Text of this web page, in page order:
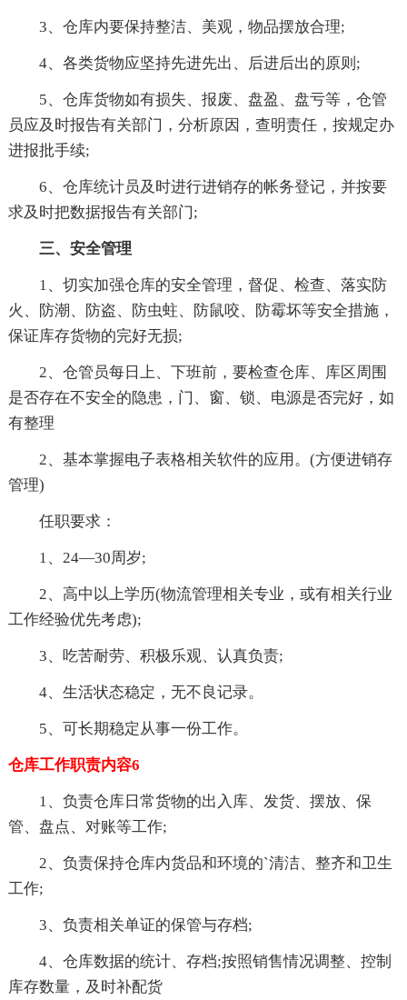
3、仓库内要保持整洁、美观，物品摆放合理;
4、各类货物应坚持先进先出、后进后出的原则;
5、仓库货物如有损失、报废、盘盈、盘亏等，仓管
员应及时报告有关部门，分析原因，查明责任，按规定办
进报批手续;
6、仓库统计员及时进行进销存的帐务登记，并按要
求及时把数据报告有关部门;
三、安全管理
1、切实加强仓库的安全管理，督促、检查、落实防
火、防潮、防盗、防虫蛀、防鼠咬、防霉坏等安全措施，
保证库存货物的完好无损;
2、仓管员每日上、下班前，要检查仓库、库区周围
是否存在不安全的隐患，门、窗、锁、电源是否完好，如
有整理
2、基本掌握电子表格相关软件的应用。(方便进销存
管理)
任职要求：
1、24—30周岁;
2、高中以上学历(物流管理相关专业，或有相关行业
工作经验优先考虑);
3、吃苦耐劳、积极乐观、认真负责;
4、生活状态稳定，无不良记录。
5、可长期稳定从事一份工作。
仓库工作职责内容6
1、负责仓库日常货物的出入库、发货、摆放、保
管、盘点、对账等工作;
2、负责保持仓库内货品和环境的`清洁、整齐和卫生
工作;
3、负责相关单证的保管与存档;
4、仓库数据的统计、存档;按照销售情况调整、控制
库存数量，及时补配货